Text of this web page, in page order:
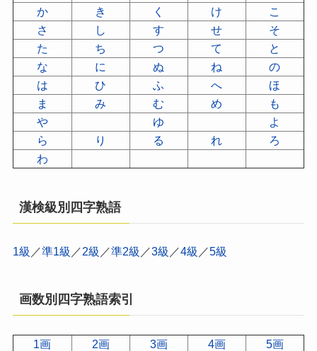
か
き く け
こ
さ
し す せ
そ
た
ち つ て
と
な
に ぬ ね
の
は
ひ ふ へ
ほ
ま
み む め
も
や
ゆ
よ
ら
り る れ
ろ
わ
漢検級別四字熟語
1級 ／準1級 ／2級 ／準2級 ／3級 ／4級 ／5級
画数別四字熟語索引
1画 2画 3画 4画
5画